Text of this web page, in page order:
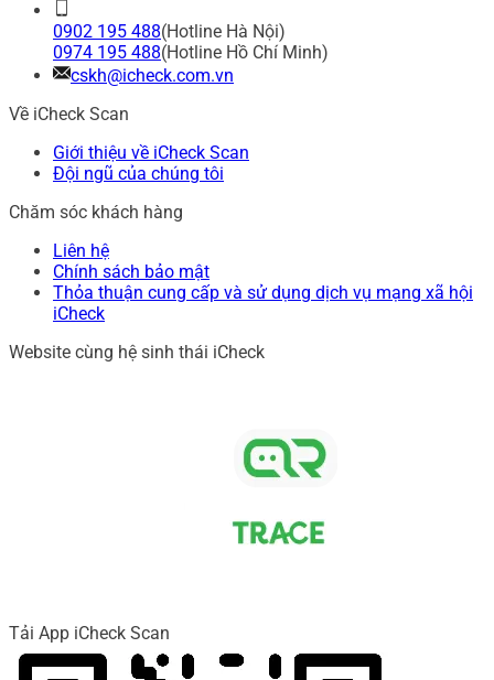
0902 195 488(Hotline Hà Nội)
0974 195 488(Hotline Hồ Chí Minh)
cskh@icheck.com.vn
Về iCheck Scan
Giới thiệu về iCheck Scan
Đội ngũ của chúng tôi
Chăm sóc khách hàng
Liên hệ
Chính sách bảo mật
Thỏa thuận cung cấp và sử dụng dịch vụ mạng xã hội
iCheck
Website cùng hệ sinh thái iCheck
Tải App iCheck Scan